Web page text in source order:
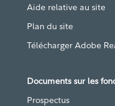
Aide relative au site
Plan du site
Télécharger Adobe
Documents sur les
Prospectus